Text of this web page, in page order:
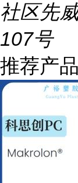
社区先
107号
推荐产品